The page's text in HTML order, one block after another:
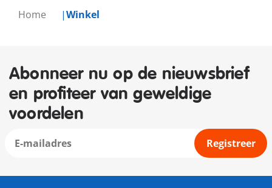
Home Winkel
Abonneer nu op de nieuwsbrief
en profiteer van geweldige
voordelen
Registreer